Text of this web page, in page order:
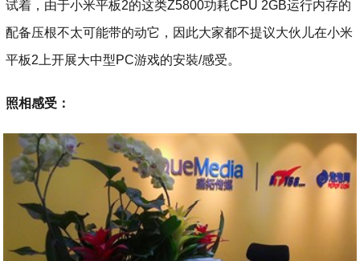
试着，由于小米平板2的这类Z5800功耗CPU 2GB运行内存的
配备压根不太可能带的动它，因此大家都不提议大伙儿在小米
平板2上开展大中型PC游戏的安裝/感受。
照相感受：